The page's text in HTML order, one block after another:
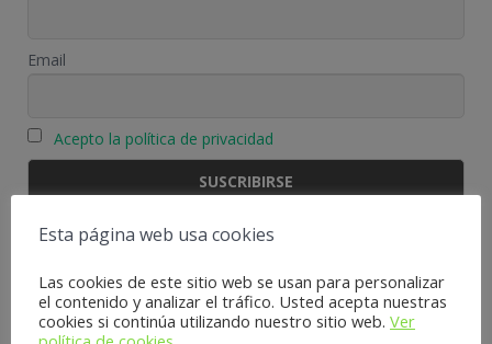
Email
Acepto la política de privacidad
Categorías blog
Categorías
blog
Esta página web usa cookies
Las cookies de este sitio web se usan para personalizar
el contenido y analizar el tráfico. Usted acepta nuestras
cookies si continúa utilizando nuestro sitio web. Ver